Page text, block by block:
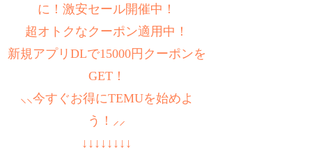
に！激安セール開催中！
超オトクなクーポン適用中！
新規アプリDLで15000円クーポンを
GET！
⸜⸜今すぐお得にTEMUを始めよ
う！⸝⸝
↓↓↓↓↓↓↓↓